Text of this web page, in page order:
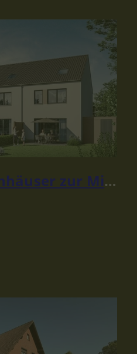
Neubau-Reihenhäuser zur Miete in Schandelah bei Cremlingen – Modernes Wohnen für Familien